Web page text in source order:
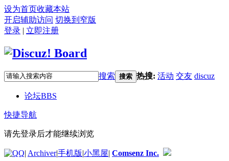
设为首页收藏本站
开启辅助访问 切换到窄版
登录 | 立即注册
搜索 搜索 热搜: 活动 交友 discuz
论坛BBS
快捷导航
请先登录后才能继续浏览
| Archiver|手机版|小黑屋| Comsenz Inc.